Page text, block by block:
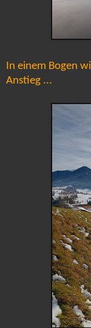
In einem Bogen
Anstieg ...